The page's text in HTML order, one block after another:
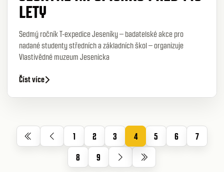
JESKYNĚ NA ŠPIČÁKU
17. 6. 2025
STUDENTI HLEDAJÍ STŘÍPKY Z
PRVNÍHO ZPŘÍSTUPNĚNÍ
JESKYNĚ NA ŠPIČÁKU PŘED 140
Sedmý ročník T-expedice Jeseníky – badatelské akce pro
nadané studenty středních a základních škol – organizuje
Vlastivědné muzeum Jesenicka